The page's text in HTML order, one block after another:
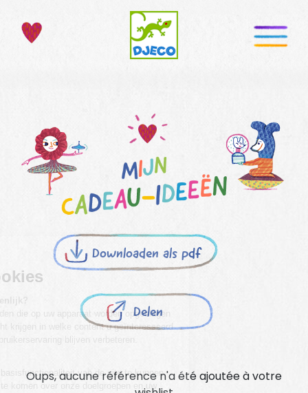
Downloaden als pdf
Delen
Oups, aucune référence n'a été ajoutée à votre